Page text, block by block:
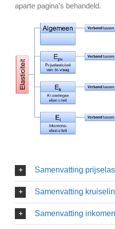
aparte pagina’s behandeld.
Samenvatting
Samenvatting
Samenvatting